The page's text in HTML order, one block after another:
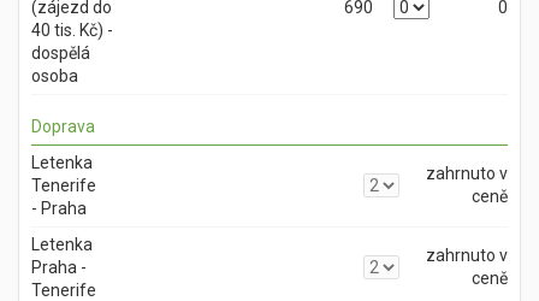
(zájezd do
40 tis. Kč) -
dospělá
osoba
690 0
Doprava
Letenka
Tenerife
- Praha
zahrnuto v
ceně
Letenka
Praha -
Tenerife
zahrnuto v
ceně